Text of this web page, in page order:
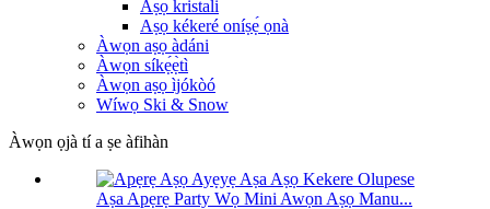
Aṣọ kristali
Aṣọ kékeré oníṣẹ́ ọnà
Àwọn aṣọ àdáni
Àwọn síkẹ́ẹ̀tì
Àwọn aṣọ ìjókòó
Wíwọ Ski & Snow
Àwọn ọjà tí a ṣe àfihàn
Aṣa Apẹrẹ Party Wọ Mini Awọn Aṣọ Manu...